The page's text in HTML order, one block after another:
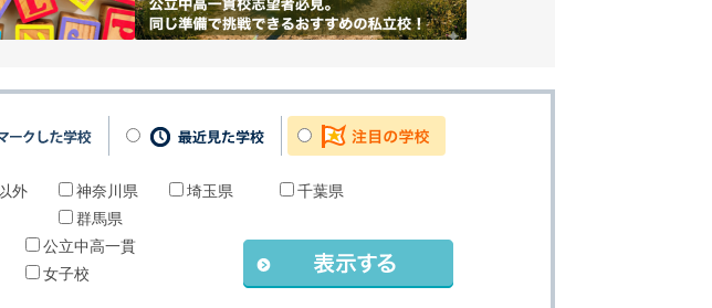
外 神奈川県 埼玉県
千葉県
群馬県
公立中高一貫
女子校